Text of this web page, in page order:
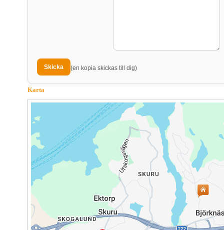
(en kopia skickas till dig)
Karta